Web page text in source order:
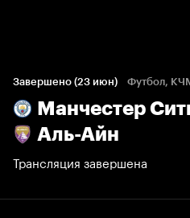
Завершено (23 июн) Футбол,
Манчестер
Аль-Айн
Трансляция завершена
100% 0%